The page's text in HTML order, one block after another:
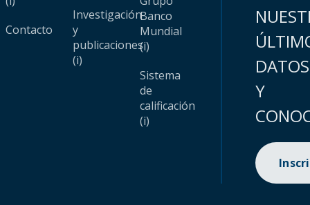
Contacto
Investigación
y
publicaciones
(i)
Banco
Mundial
(i)
Sistema
de
calificación
(i)
DATOS
Y